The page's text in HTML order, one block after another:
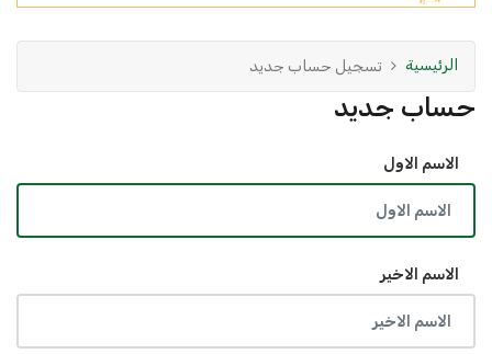
الرئيسية تسجيل حساب جديد
حساب جديد
الاسم الاول
الاسم الاخير